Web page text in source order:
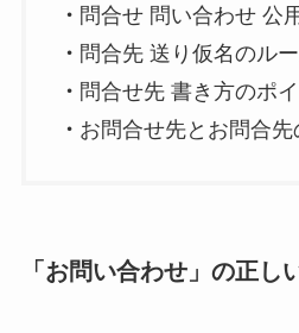
・ 問合せ 問い合わせ 公
・ 問合先 送り仮名のル
・ 問合せ先 書き方のポ
・ お問合せ先とお問合先
「お問い合わせ」の正し